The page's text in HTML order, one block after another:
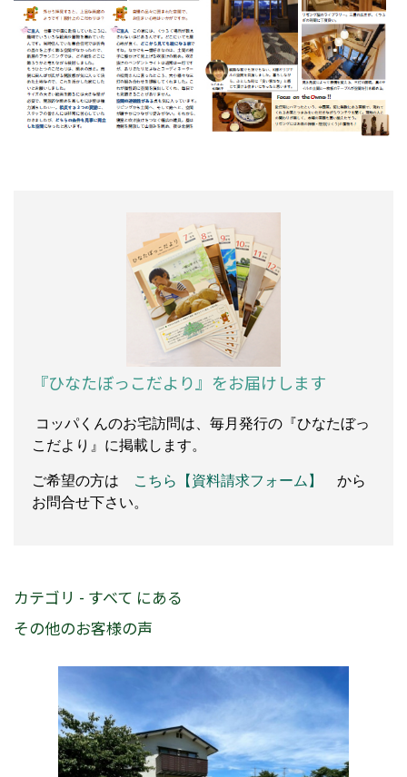
『ひなたぼっこだより』をお届けします
コッパくんのお宅訪問は、毎月発行の『ひなたぼっ
こだより』に掲載します。
ご希望の方は こちら【資料請求フォーム】
から
お問合せ下さい。
カテゴリ - すべて にある
その他のお客様の声